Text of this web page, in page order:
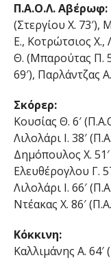
Π.Α.Ο.Λ. Αβέρωφ:
(Στεργίου Χ. 73′),
E., Κοτρώτσιος Χ.,
Θ. (Μπαρούτας Π.
69′), Παρλάντζας
Σκόρερ:
Κουσίας Θ. 6′
Λιλολάρι Ι. 38′
Δημόπουλος Χ.
Ελευθέρογλου Γ.
Λιλολάρι Ι. 66′
Ντέακας Χ. 86′
Κόκκινη:
Καλλιμάνης Α. 64′